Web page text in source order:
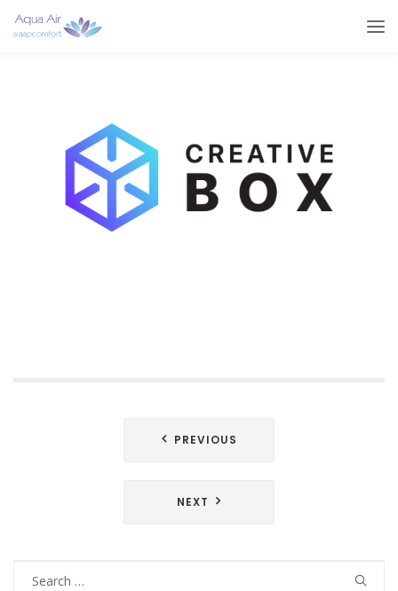
PREVIOUS
NEXT